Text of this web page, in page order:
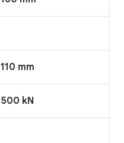
110 mm
500 kN